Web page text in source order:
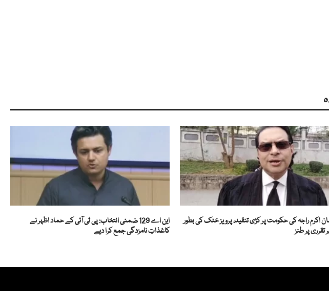
اکرم راجہ کی حکومت پر کڑی تنقید، پرویز خٹک کی بطور
تقرری پر طنز
این اے 129 ضمنی انتخاب: پی ٹی آئی کے حماد اظہر نے
کاغذاتِ نامزدگی جمع کرا دیے